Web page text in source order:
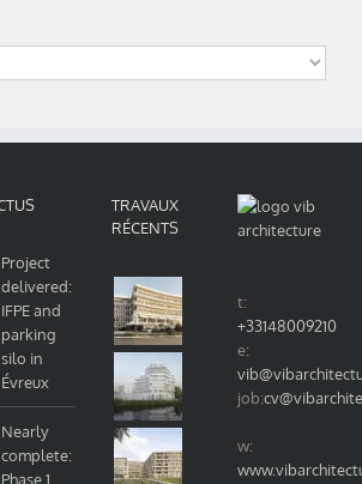
Project
delivered:
IFPE and
parking
silo in
Évreux
Nearly
complete:
Phase 1
TRAVAUX
RÉCENTS
t:
+33148009210
e:
job:
w: